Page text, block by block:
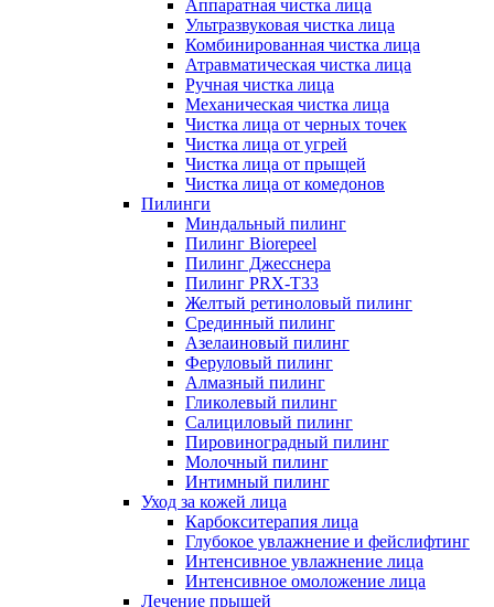
Аппаратная чистка лица
Ультразвуковая чистка лица
Комбинированная чистка лица
Атравматическая чистка лица
Ручная чистка лица
Механическая чистка лица
Чистка лица от черных точек
Чистка лица от угрей
Чистка лица от прыщей
Чистка лица от комедонов
Пилинги
Миндальный пилинг
Пилинг Biorepeel
Пилинг Джесснера
Пилинг PRX-T33
Желтый ретиноловый пилинг
Срединный пилинг
Азелаиновый пилинг
Феруловый пилинг
Алмазный пилинг
Гликолевый пилинг
Салициловый пилинг
Пировиноградный пилинг
Молочный пилинг
Интимный пилинг
Уход за кожей лица
Карбокситерапия лица
Глубокое увлажнение и фейслифтинг
Интенсивное увлажнение лица
Интенсивное омоложение лица
Лечение прыщей